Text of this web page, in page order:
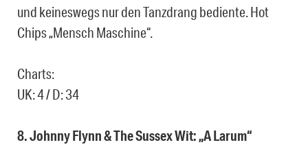
und keineswegs nur den Tanzdrang bediente. Hot
Chips „Mensch Maschine“.
Charts:
UK: 4 / D: 34
8. Johnny Flynn & The Sussex Wit: „A Larum“